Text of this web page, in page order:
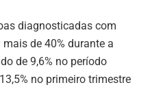
diagnosticadas com
de 40% durante a
de 9,6% no período
no primeiro trimestre